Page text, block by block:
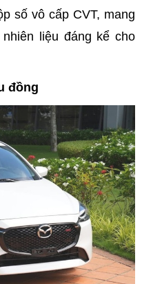
số vô cấp CVT, mang
liệu đáng kể cho
đồng